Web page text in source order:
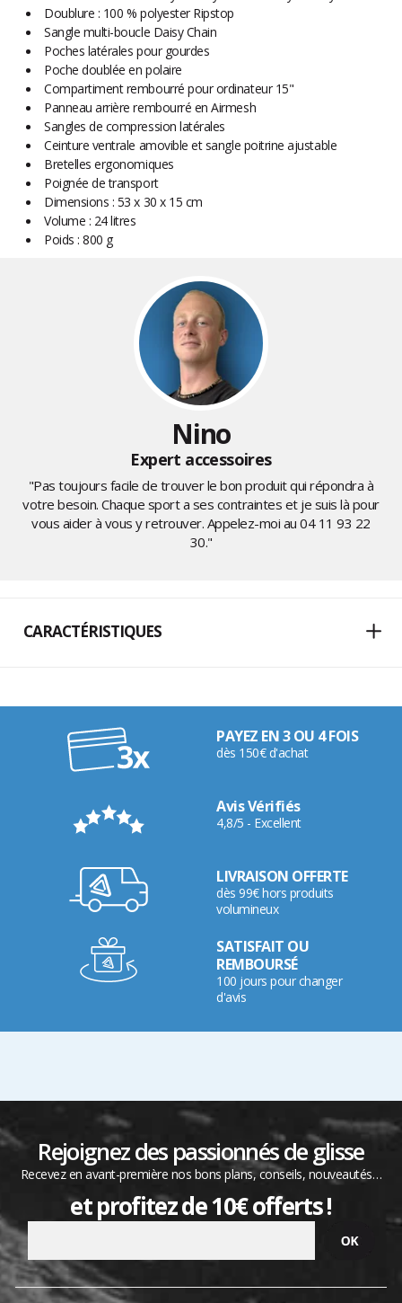
Doublure : 100 % polyester Ripstop
Sangle multi-boucle Daisy Chain
Poches latérales pour gourdes
Poche doublée en polaire
Compartiment rembourré pour ordinateur 15"
Panneau arrière rembourré en Airmesh
Sangles de compression latérales
Ceinture ventrale amovible et sangle poitrine ajustable
Bretelles ergonomiques
Poignée de transport
Dimensions : 53 x 30 x 15 cm
Volume : 24 litres
Poids : 800 g
Nino
Expert accessoires
"Pas toujours facile de trouver le bon produit qui répondra à
votre besoin. Chaque sport a ses contraintes et je suis là pour
vous aider à vous y retrouver. Appelez-moi au04 11 93 22
30."
CARACTÉRISTIQUES
PAYEZ EN 3 OU 4 FOIS
dès 150€ d'achat
Avis Vérifiés
4,8/5 - Excellent
LIVRAISON OFFERTE
dès 99€ hors produits
volumineux
SATISFAIT OU
REMBOURSÉ
100 jours pour changer
d'avis
Rejoignez des passionnés de glisse
Recevez en avant-première nos bons plans, conseils, nouveautés…
et profitez de 10€ offerts !